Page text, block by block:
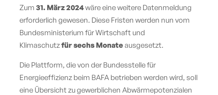
Zum 31. März 2024wäre eine weitere Datenmeldung
erforderlich gewesen. Diese Fristen werden nun vom
Bundesministerium für Wirtschaft und
Klimaschutzfür sechs Monateausgesetzt.
Die Plattform, die von der Bundesstelle für
Energieeffizienz beim BAFA betrieben werden wird, soll
eine Übersicht zu gewerblichen Abwärmepotenzialen